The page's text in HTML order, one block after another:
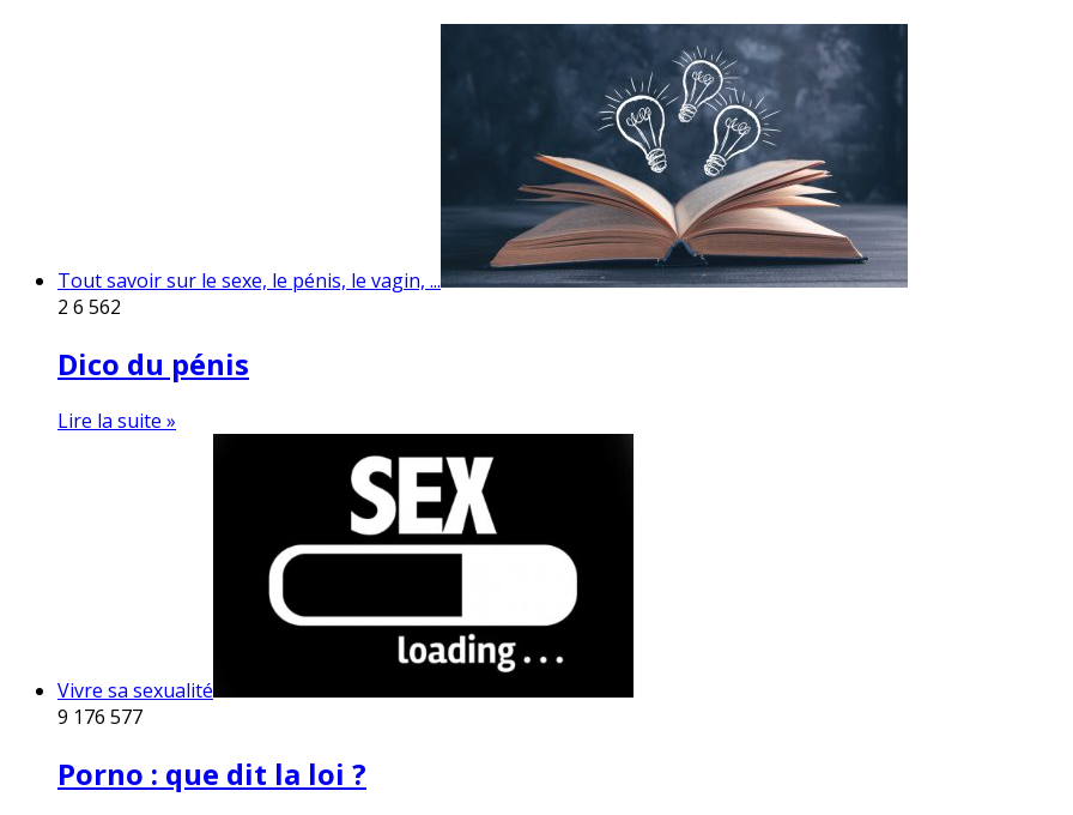
Tout savoir sur le sexe, le pénis, le vagin, ...
2 6 562
Dico du pénis
Lire la suite »
Vivre sa sexualité
9 176 577
Porno : que dit la loi ?